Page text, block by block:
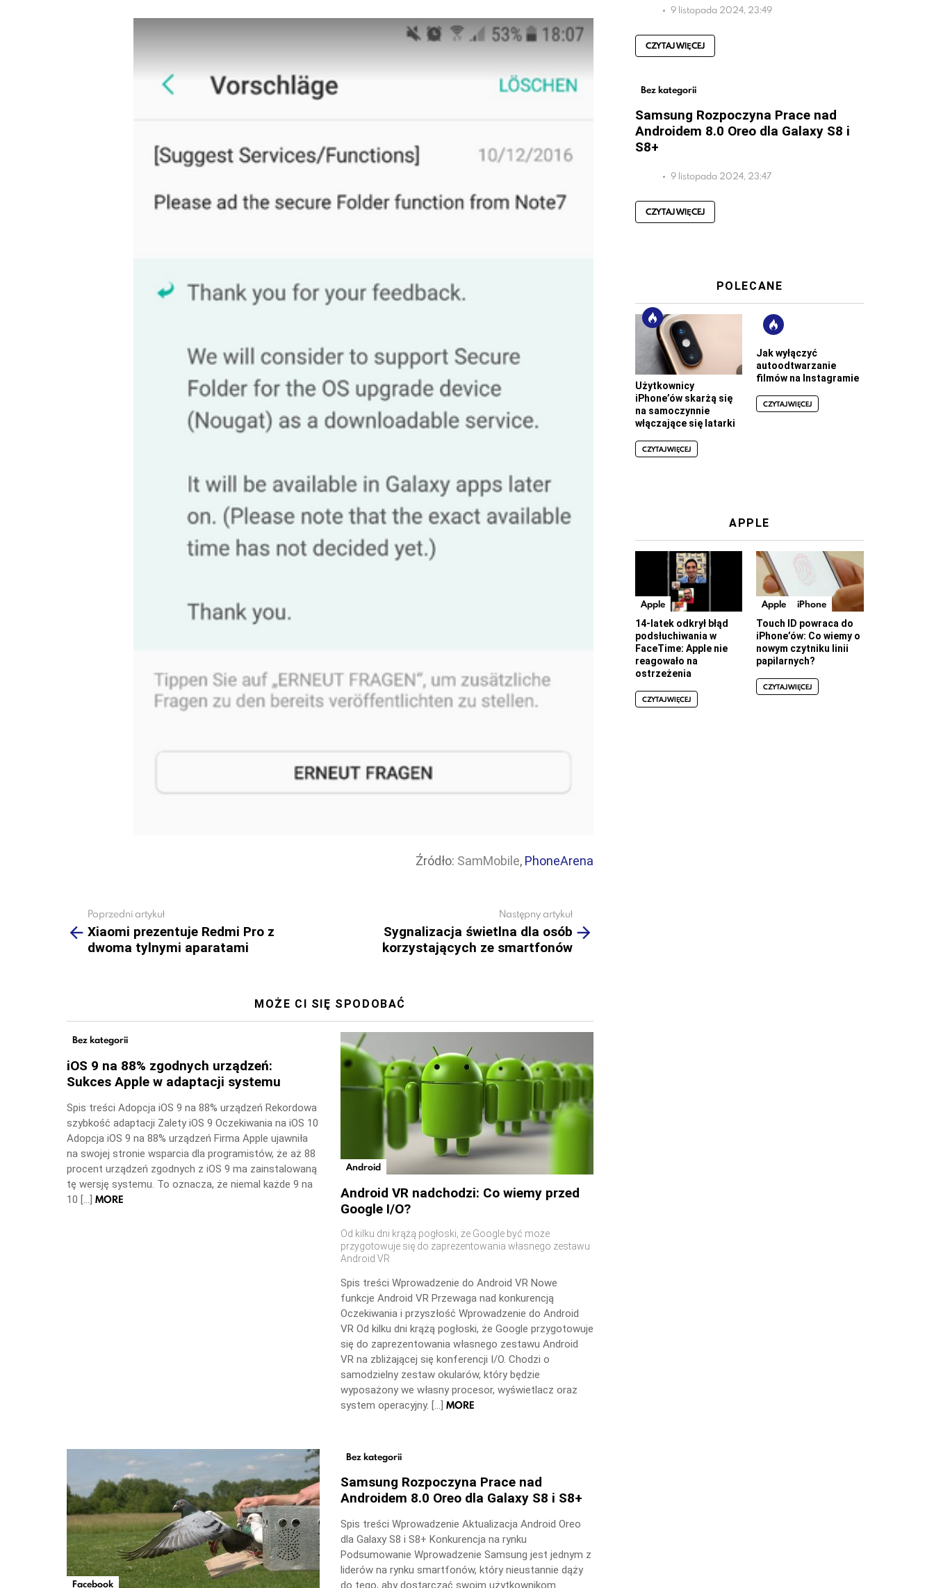
Źródło: SamMobile, PhoneArena
more
Poprzedni artykuł
Xiaomi prezentuje Redmi Pro z
dwoma tylnymi aparatami
Następny artykuł
Sygnalizacja świetlna dla osób
korzystających ze smartfonów
MOŻE CI SIĘ SPODOBAĆ
Bez kategorii
iOS 9 na 88% zgodnych urządzeń:
Sukces Apple w adaptacji systemu
Spis treści Adopcja iOS 9 na 88% urządzeń Rekordowa
szybkość adaptacji Zalety iOS 9 Oczekiwania na iOS 10
Adopcja iOS 9 na 88% urządzeń Firma Apple ujawniła
na swojej stronie wsparcia dla programistów, że aż 88
procent urządzeń zgodnych z iOS 9 ma zainstalowaną
tę wersję systemu. To oznacza, że niemal każde 9 na
10 […] MORE
Android
Android VR nadchodzi: Co wiemy przed
Google I/O?
Od kilku dni krążą pogłoski, że Google być może
przygotowuje się do zaprezentowania własnego zestawu
Android VR
Spis treści Wprowadzenie do Android VR Nowe
funkcje Android VR Przewaga nad konkurencją
Oczekiwania i przyszłość Wprowadzenie do Android
VR Od kilku dni krążą pogłoski, że Google przygotowuje
się do zaprezentowania własnego zestawu Android
VR na zbliżającej się konferencji I/O. Chodzi o
samodzielny zestaw okularów, który będzie
wyposażony we własny procesor, wyświetlacz oraz
system operacyjny. […] MORE
Facebook
Bez kategorii
Samsung Rozpoczyna Prace nad
Androidem 8.0 Oreo dla Galaxy S8 i S8+
Spis treści Wprowadzenie Aktualizacja Android Oreo
dla Galaxy S8 i S8+ Konkurencja na rynku
Podsumowanie Wprowadzenie Samsung jest jednym z
liderów na rynku smartfonów, który nieustannie dąży
do tego, aby dostarczać swoim użytkownikom
9 listopada 2024, 23:49
CZYTAJ WIĘCEJ
Bez kategorii
Samsung Rozpoczyna Prace nad
Androidem 8.0 Oreo dla Galaxy S8 i
S8+
9 listopada 2024, 23:47
CZYTAJ WIĘCEJ
POLECANE
Użytkownicy
iPhone’ów skarżą się
na samoczynnie
włączające się latarki
CZYTAJ WIĘCEJ
Jak wyłączyć
autoodtwarzanie
filmów na Instagramie
CZYTAJ WIĘCEJ
APPLE
Apple
14-latek odkrył błąd
podsłuchiwania w
FaceTime: Apple nie
reagowało na
ostrzeżenia
CZYTAJ WIĘCEJ
Apple iPhone
Touch ID powraca do
iPhone’ów: Co wiemy o
nowym czytniku linii
papilarnych?
CZYTAJ WIĘCEJ